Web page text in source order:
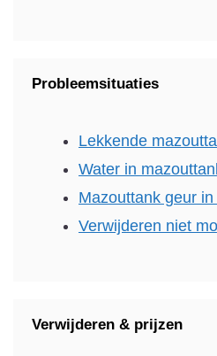
Probleemsituaties
Lekkende
Water in
Mazouttank geur
Verwijderen niet
Verwijderen & prijzen